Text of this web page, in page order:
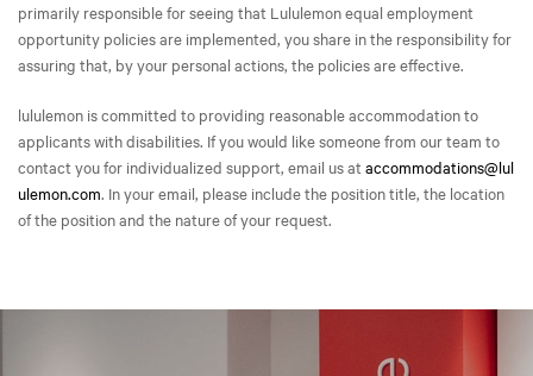
primarily responsible for seeing that Lululemon equal employment
opportunity policies are implemented, you share in the responsibility for
assuring that, by your personal actions, the policies are effective.
lululemon is committed to providing reasonable accommodation to
applicants with disabilities. If you would like someone from our team to
contact you for individualized support, email us at accommodations@lul
ulemon.com. In your email, please include the position title, the location
of the position and the nature of your request.